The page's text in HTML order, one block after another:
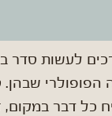
לעשות סדר
שבהן.
כל דבר במקום,